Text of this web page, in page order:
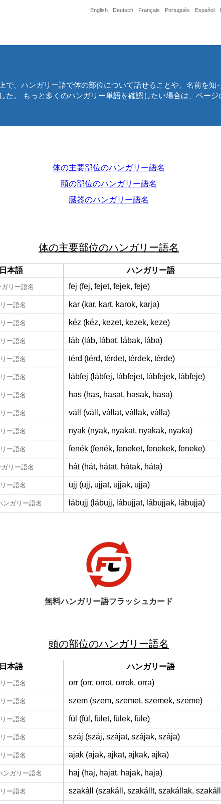
English Deutsch Français Português Español
で、ハンガリー語で体の部位について話せることや、名前を
た。 もっと多くのハンガリー単語を確認したい場合は、ペー
体の主要部位のハンガリー語名
頭の部位のハンガリー語名
臓器のハンガリー語名
体の主要部位のハンガリー語名
日本語
ハンガリー語
リー語名 fej (fej, fejet, fejek, feje)
ー語名 kar (kar, kart, karok, karja)
ー語名 kéz (kéz, kezet, kezek, keze)
ー語名 láb (láb, lábat, lábak, lába)
ー語名 térd (térd, térdet, térdek, térde)
ー語名 lábfej (lábfej, lábfejet, lábfejek, lábfeje)
ー語名 has (has, hasat, hasak, hasa)
ー語名 váll (váll, vállat, vállak, válla)
ー語名 nyak (nyak, nyakat, nyakak, nyaka)
ー語名 fenék (fenék, feneket, fenekek, feneke)
リー語名 hát (hát, hátat, hátak, háta)
ー語名 ujj (ujj, ujjat, ujjak, ujja)
ンガリー語名 lábujj (lábujj, lábujjat, lábujjak, lábujja)
無料ハンガリー語フラッシュカード
頭の部位のハンガリー語名
日本語
ハンガリー語
ー語名 orr (orr, orrot, orrok, orra)
ー語名 szem (szem, szemet, szemek, szeme)
ー語名 fül (fül, fület, fülek, füle)
ー語名 száj (száj, szájat, szájak, szája)
ー語名 ajak (ajak, ajkat, ajkak, ajka)
ンガリー語名 haj (haj, hajat, hajak, haja)
ー語名 szakáll (szakáll, szakállt, szakállak,